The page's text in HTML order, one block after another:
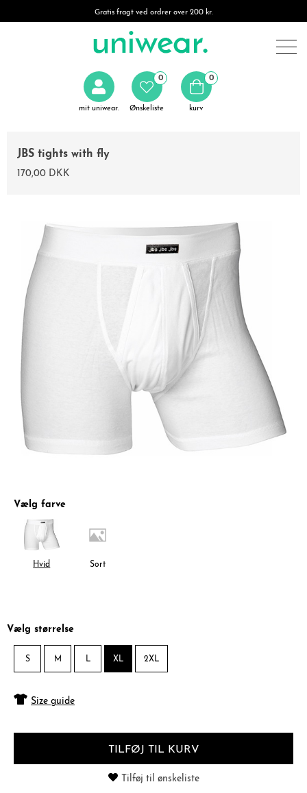
Gratis fragt ved ordrer over 200 kr.
mit uniwear. Ønskeliste
0 0
kurv
JBS tights with fly
170,00 DKK
Vælg farve
Hvid Sort
Vælg størrelse
S M L XL 2XL
Size guide
TILFØJ TIL KURV
Tilføj til ønskeliste